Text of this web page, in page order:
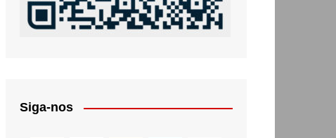
Siga-nos